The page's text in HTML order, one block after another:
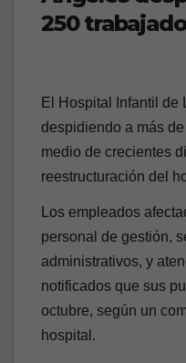
250
El Hospital Infantil de
despidiendo a más
medio de crecientes
reestructuración del
Los empleados
personal de gestión,
administrativos, y
notificados que sus
octubre, según un
hospital.